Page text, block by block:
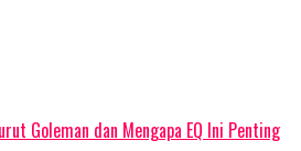
Goleman dan Mengapa EQ Ini Penting